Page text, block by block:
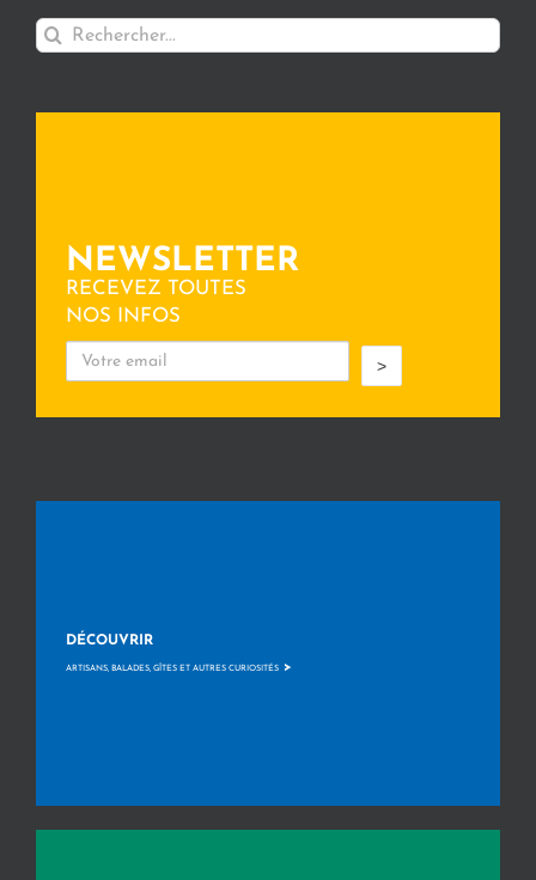
Rechercher:
NEWSLETTER
RECEVEZ TOUTES
NOS INFOS
>
DÉCOUVRIR
ARTISANS, BALADES, GÎTES ET AUTRES CURIOSITÉS >